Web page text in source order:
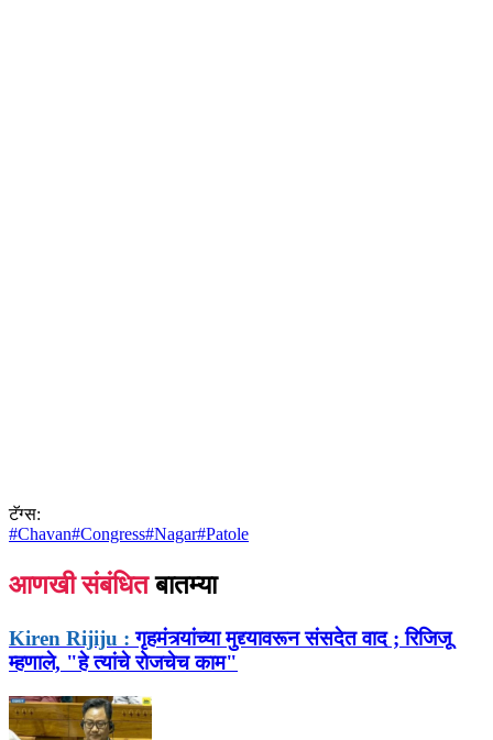
टॅग्स:
#Chavan#Congress#Nagar#Patole
आणखी संबंधित बातम्या
Kiren Rijiju : गृहमंत्र्यांच्या मुद्द्यावरून संसदेत वाद ; रिजिजू
म्हणाले, "हे त्यांचे रोजचेच काम"